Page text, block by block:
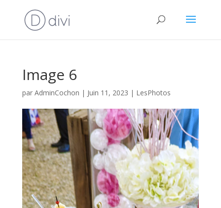
Image 6
par AdminCochon | Juin 11, 2023 | LesPhotos